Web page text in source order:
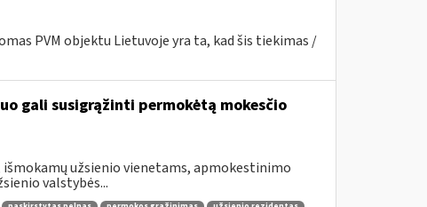
PVM objektu Lietuvoje yra ta, kad šis tiekimas /
gali susigrąžinti permokėtą mokesčio
užsienio vienetams, apmokestinimo
valstybės...